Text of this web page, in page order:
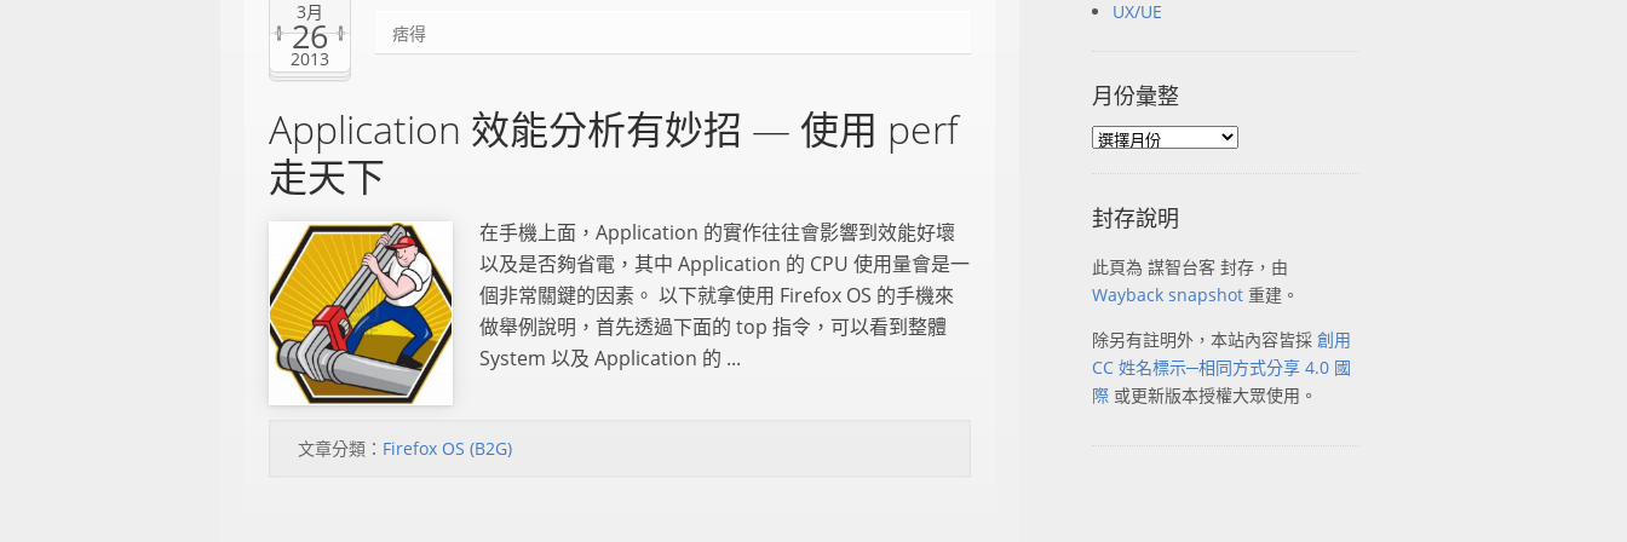
3月
26
2013
痞得
Application 效能分析有妙招 — 使用 perf
走天下
在手機上面，Application 的實作往往會影響到效能好壞
以及是否夠省電，其中 Application 的 CPU 使用量會是一
個非常關鍵的因素。 以下就拿使用 Firefox OS 的手機來
做舉例說明，首先透過下面的 top 指令，可以看到整體
System 以及 Application 的 ...
文章分類： Firefox OS (B2G)
UX/UE
月份彙整
封存說明
此頁為 謀智台客 封存，由
Wayback snapshot 重建。
除另有註明外，本站內容皆採 創用
CC 姓名標示─相同方式分享 4.0 國
際 或更新版本授權大眾使用。